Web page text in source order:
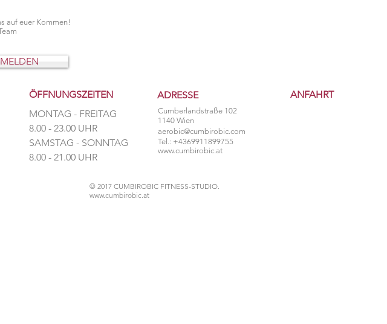
auf euer Kommen!
ÖFFNUNGSZEITEN
MONTAG - FREITAG
8.00 - 23.00 UHR
​SAMSTAG - SONNTAG
​8.00 - 21.00 UHR
ADRESSE
Cumberlandstraße 102
1140 Wien
aerobic@cumbirobic.com
Tel.: +4369911899755
www.cumbirobic.at
ANFAHRT
© 2017 CUMBIROBIC FITNESS-STUDIO.
www.cumbirobic.at